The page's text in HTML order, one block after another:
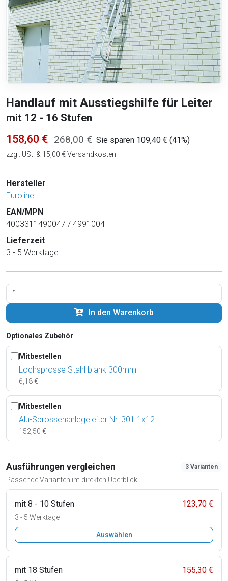
Handlauf mit Ausstiegshilfe für Leiter
mit 12 - 16 Stufen
158,60 € 268,00 € Sie sparen 109,40 € (41%)
zzgl. USt. & 15,00 € Versandkosten
Hersteller
Euroline
EAN/MPN
4003311490047 / 4991004
Lieferzeit
3 - 5 Werktage
In den Warenkorb
Optionales Zubehör
Mitbestellen
Lochsprosse Stahl blank 300mm
6,18 €
Mitbestellen
Alu-Sprossenanlegeleiter Nr. 301 1x12
152,50 €
Ausführungen vergleichen
Passende Varianten im direkten Überblick.
3 Varianten
mit 8 - 10 Stufen 123,70 €
3 - 5 Werktage
Auswählen
mit 18 Stufen 155,30 €